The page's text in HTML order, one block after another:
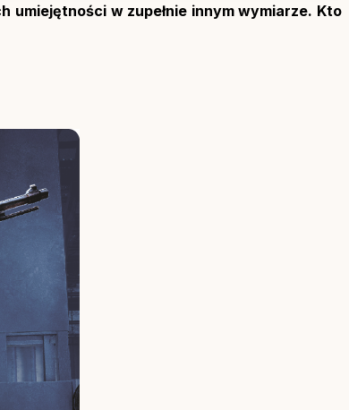
umiejętności w zupełnie innym wymiarze. Kto